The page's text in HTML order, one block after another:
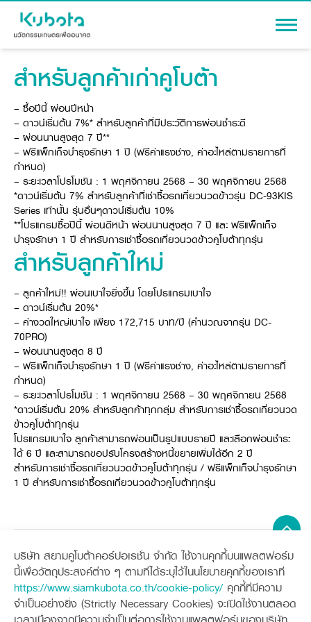
บริษัท สยามคูโบต้าคอร์ปอเรชั่น จำกัด ใช้งานคุกกี้บนแพลตฟอร์ม
นี้เพื่อวัตถุประสงค์ต่าง ๆ ตามที่ได้ระบุไว้ในนโยบายคุกกี้ของเราที่
https://www.siamkubota.co.th/cookie-policy/คุกกี้ที่มีความ
จำเป็นอย่างยิ่ง (Strictly Necessary Cookies) จะเปิดใช้งานตลอด
สินค้า
เครื่องจักรกลการเกษตร
แทรกเตอร์
อุปกรณ์ต่อพ่วงแทรกเตอร์
รถเกี่ยวนวดข้าว
รถดำนา
ชุดอุปกรณ์เสริมรถดำนา
เครื่องยนต์ดีเซล
รถไถ
สินค้าอื่น ๆ
เครื่องจักรกลก่อสร้าง
รถขุดขนาดเล็ก
อุปกรณ์ต่อพ่วงรถขุด
รถตักล้อยาง
สินค้านวัตกรรมการเกษตร
โดรนการเกษตร
โปรโมชัน
สาระความรู้
ผู้แทนจำหน่าย
เครื่องจักรกลการเกษตร
เครื่องจักรกลการเกษตร
ศูนย์จำหน่ายกล้าแผ่นฯ
ศูนย์จำหน่ายกล้าแผ่นคูโบต้า
สิ่งที่ผู้ลงทุนจะได้รับ
การลงทุนรายได้และจุดคุ้มทุน
วัสดุอุปกรณ์
ขั้นตอนการเข้าร่วมโครงการ
ติดต่อซื้อกล้าแผ่น
รู้จักสยามคูโบต้า
ประวัติบริษัท
วิสัยทัศน์และนโยบาย
4 หัวใจหลักของธุรกิจ
มาตรฐานสู่ความเป็นผู้นำในเอเชีย
ธุรกิจต่างประเทศ
ที่มา
สินค้าที่ส่งออก
สำนักงานต่างประเทศ
ศูนย์บริการในต่างประเทศ
สมัครงาน
สมัครงานคูโบต้า
ตำแหน่งงานว่าง
นักศึกษาฝึกงาน
สวัสดิการพนักงาน
ข่าวสาร
ข่าวสาร
ข่าวและกิจกรรมที่แนะนำ
ข่าวสารองค์กร
ข่าวกิจกรรมเพื่อสังคม
โฆษณาคูโบต้า
ข่าวกิจกรรมเพื่อสังคม
โครงการตามแนวพระราชดำริ
การศึกษา และเยาวชน
สิ่งแวดล้อมความปลอดภัยและอาชีวอนามัย
คูโบต้าร่วมมือเกษตรร่วมใจ
โครงการเกษตรแปลงใหญ่
เอกสารดาวน์โหลด
บริการหลังการขาย
เช่าซื้อ
คูโบต้า สโตร์
คูโบต้าแฟมิลี่
ภาษา
ไทย English
สำหรับลูกค้าเก่าคูโบต้า
– ซื้อปีนี้ ผ่อนปีหน้า
– ดาวน์เริ่มต้น 7%* สำหรับลูกค้าที่มีประวัติการผ่อนชำระดี
– ผ่อนนานสูงสุด 7 ปี**
– ฟรีแพ็กเก็จบำรุงรักษา 1 ปี (ฟรีค่าแรงช่าง, ค่าอะไหล่ตามรายการที่
กำหนด)
– ระยะเวลาโปรโมชัน : 1 พฤศจิกายน 2568 – 30 พฤศจิกายน 2568
*ดาวน์เริ่มต้น 7% สำหรับลูกค้าที่เช่าซื้อรถเกี่ยวนวดข้าวรุ่น DC-93KIS
Series เท่านั้น รุ่นอื่นๆดาวน์เริ่มต้น 10%
**โปรแกรมซื้อปีนี้ ผ่อนดีหน้า ผ่อนนานสูงสุด 7 ปี และ ฟรีแพ็กเก็จ
บำรุงรักษา 1 ปี สำหรับการเช่าซื้อรถเกี่ยวนวดข้าวคูโบต้าทุกรุ่น
สำหรับลูกค้าใหม่
– ลูกค้าใหม่!! ผ่อนเบาใจยิ่งขึ้น โดยโปรแกรมเบาใจ
– ดาวน์เริ่มต้น 20%*
– ค่างวดใหญ่เบาใจ เพียง 172,715 บาท/ปี (คำนวณจากรุ่น DC-
70PRO)
– ผ่อนนานสูงสุด 8 ปี
– ฟรีแพ็กเก็จบำรุงรักษา 1 ปี (ฟรีค่าแรงช่าง, ค่าอะไหล่ตามรายการที่
กำหนด)
– ระยะเวลาโปรโมชัน : 1 พฤศจิกายน 2568 – 30 พฤศจิกายน 2568
*ดาวน์เริ่มต้น 20% สำหรับลูกค้าทุกกลุ่ม สำหรับการเช่าซื้อรถเกี่ยวนวด
ข้าวคูโบต้าทุกรุ่น
โปรแกรมเบาใจ ลูกค้าสามารถผ่อนเป็นรูปแบบรายปี และเลือกผ่อนชำระ
ได้ 6 ปี และสามารถขอปรับโครงสร้างหนี้ขยายเพิ่มได้อีก 2 ปี
สำหรับการเช่าซื้อรถเกี่ยวนวดข้าวคูโบต้าทุกรุ่น / ฟรีแพ็กเก็จบำรุงรักษา
1 ปี สำหรับการเช่าซื้อรถเกี่ยวนวดข้าวคูโบต้าทุกรุ่น
Sitemap
เครื่องจักรกลการเกษตร
แทรกเตอร์
เครื่องจักรกลก่อสร้าง
รถขุดขนาดเล็ก